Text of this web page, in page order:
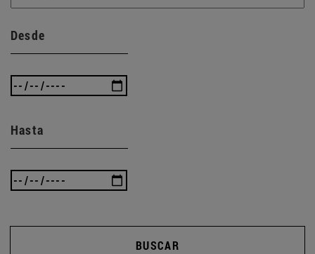
Desde
Hasta
BUSCAR